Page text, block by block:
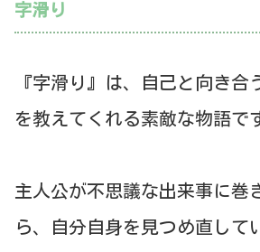
字滑り
『字滑り』は、自己と向き合
を教えてくれる素敵な物語で
主人公が不思議な出来事に巻
ら、自分自身を見つめ直して